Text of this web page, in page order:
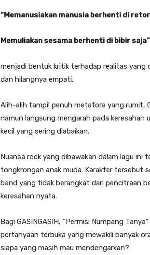
“Memanusiakan manusia berhenti di
Memuliakan sesama berhenti di bibir saja”
menjadi bentuk kritik terhadap realitas yang
dan hilangnya empati.
Alih-alih tampil penuh metafora yang rumit,
namun langsung mengarah pada
kecil yang sering diabaikan.
Nuansa rock yang dibawakan dalam lagu
tongkrongan anak muda. Karakter tersebut
band yang tidak berangkat dari pencitraan
keresahan nyata.
Bagi GASINGASIH, “Permisi Numpang
pertanyaan terbuka yang mewakili banyak
siapa yang masih mau mendengarkan?